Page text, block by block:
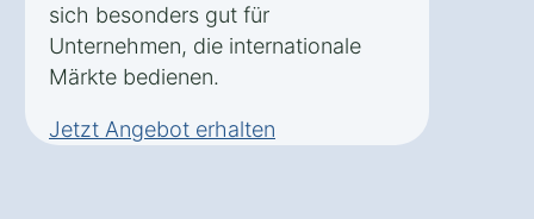
sich besonders gut für
Unternehmen, die internationale
Märkte bedienen.
Jetzt Angebot erhalten